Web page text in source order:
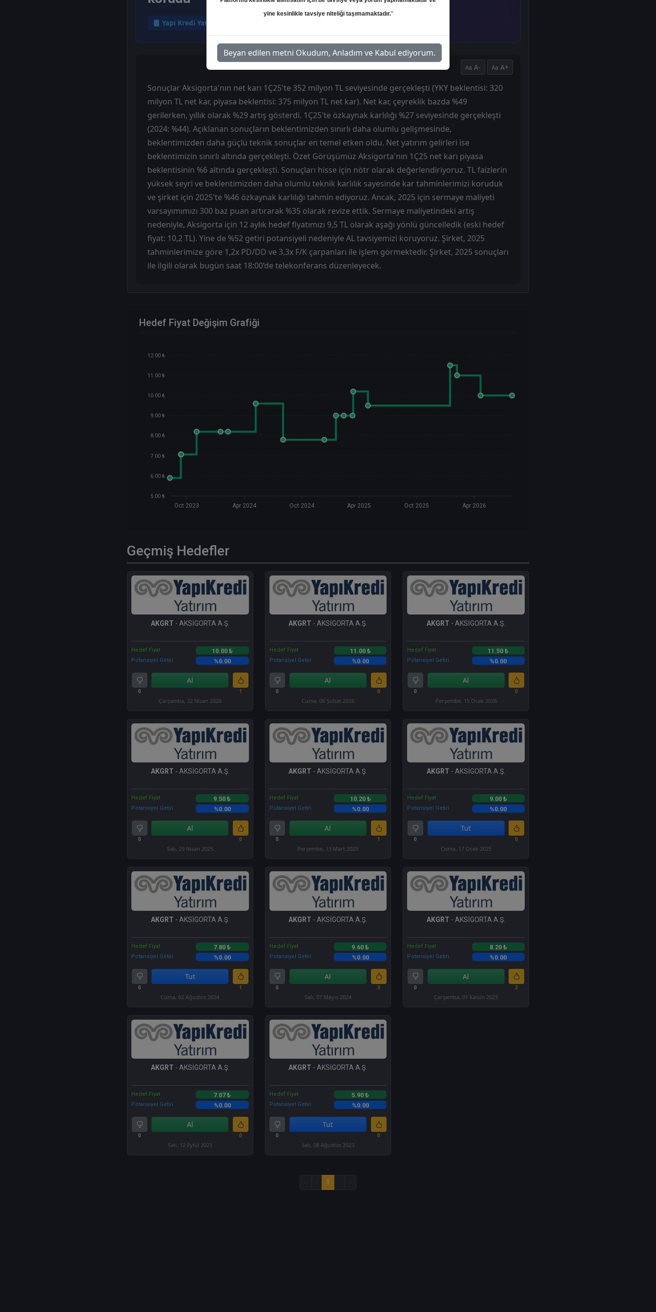
Yapı Kredi Yatırım
A- A+
Sonuçlar Aksigorta'nın net karı 1Ç25'te 352 milyon TL seviyesinde gerçekleşti (YKY beklentisi: 320
milyon TL net kar, piyasa beklentisi: 375 milyon TL net kar). Net kar, çeyreklik bazda %49
gerilerken, yıllık olarak %29 artış gösterdi. 1Ç25'te özkaynak karlılığı %27 seviyesinde gerçekleşti
(2024: %44). Açıklanan sonuçların beklentimizden sınırlı daha olumlu gelişmesinde,
beklentimizden daha güçlü teknik sonuçlar en temel etken oldu. Net yatırım gelirleri ise
beklentimizin sınırlı altında gerçekleşti. Özet Görüşümüz Aksigorta'nın 1Ç25 net karı piyasa
beklentisinin %6 altında gerçekleşti. Sonuçları hisse için nötr olarak değerlendiriyoruz. TL faizlerin
yüksek seyri ve beklentimizden daha olumlu teknik karlılık sayesinde kar tahminlerimizi koruduk
ve şirket için 2025'te %46 özkaynak karlılığı tahmin ediyoruz. Ancak, 2025 için sermaye maliyeti
varsayımımızı 300 baz puan artırarak %35 olarak revize ettik. Sermaye maliyetindeki artış
nedeniyle, Aksigorta için 12 aylık hedef fiyatımızı 9,5 TL olarak aşağı yönlü güncelledik (eski hedef
fiyat: 10,2 TL). Yine de %52 getiri potansiyeli nedeniyle AL tavsiyemizi koruyoruz. Şirket, 2025
tahminlerimize göre 1,2x PD/DD ve 3,3x F/K çarpanları ile işlem görmektedir. Şirket, 2025 sonuçları
ile ilgili olarak bugün saat 18:00’de telekonferans düzenleyecek.
Hedef Fiyat Değişim Grafiği
12.00 ₺
11.00 ₺
10.00 ₺
9.00 ₺
8.00 ₺
7.00 ₺
6.00 ₺
5.00 ₺
Oct 2023 Apr 2024 Oct 2024 Apr 2025 Oct 2025 Apr 2026
Geçmiş Hedefler
AKGRT - AKSİGORTA A.Ş.
Hedef Fiyat 10.00 ₺
Potansiyel Getiri %0.00
0
Al
1
Çarşamba, 22 Nisan 2026
AKGRT - AKSİGORTA A.Ş.
Hedef Fiyat 11.00 ₺
Potansiyel Getiri %0.00
0
Al
0
Cuma, 06 Şubat 2026
AKGRT - AKSİGORTA A.Ş.
Hedef Fiyat 11.50 ₺
Potansiyel Getiri %0.00
0
Al
0
Perşembe, 15 Ocak 2026
AKGRT - AKSİGORTA A.Ş.
Hedef Fiyat 9.50 ₺
Potansiyel Getiri %0.00
0
Al
0
Salı, 29 Nisan 2025
AKGRT - AKSİGORTA A.Ş.
Hedef Fiyat 10.20 ₺
Potansiyel Getiri %0.00
0
Al
1
Perşembe, 13 Mart 2025
AKGRT - AKSİGORTA A.Ş.
Hedef Fiyat 9.00 ₺
Potansiyel Getiri %0.00
0
Tut
0
Cuma, 17 Ocak 2025
AKGRT - AKSİGORTA A.Ş.
Hedef Fiyat 7.80 ₺
Potansiyel Getiri %0.00
0
Tut
1
Cuma, 02 Ağustos 2024
AKGRT - AKSİGORTA A.Ş.
Hedef Fiyat 9.60 ₺
Potansiyel Getiri %0.00
0
Al
3
Salı, 07 Mayıs 2024
AKGRT - AKSİGORTA A.Ş.
Hedef Fiyat 8.20 ₺
Potansiyel Getiri %0.00
0
Al
2
Çarşamba, 01 Kasım 2023
AKGRT - AKSİGORTA A.Ş.
Hedef Fiyat 7.07 ₺
Potansiyel Getiri %0.00
0
Al
0
Salı, 12 Eylül 2023
AKGRT - AKSİGORTA A.Ş.
Hedef Fiyat 5.90 ₺
Potansiyel Getiri %0.00
0
Tut
0
Salı, 08 Ağustos 2023
1
yine kesinlikle tavsiye niteliği taşımamaktadır."
Beyan edilen metni Okudum, Anladım ve Kabul ediyorum.